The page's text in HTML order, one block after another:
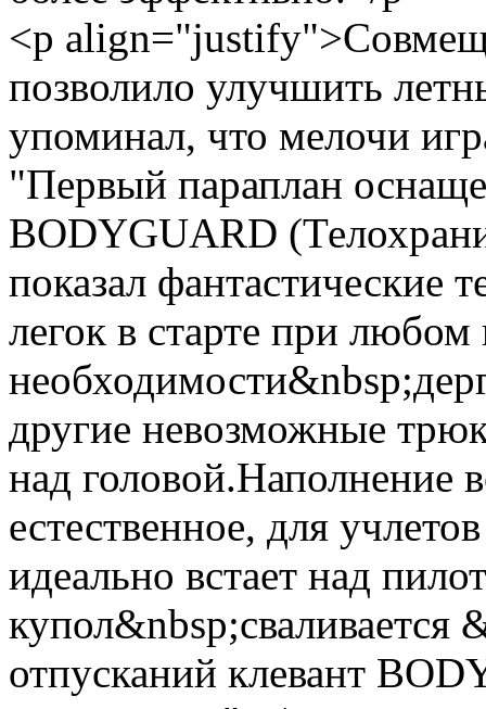
<p
позволило улучшить
упоминал, что мелочи
"Первый параплан
BODYGUARD
показал фантастические
легок в старте при любом
другие невозможные
над головой.Наполнение
естественное, для
идеально встает над
купол&nbsp;сваливается
отпусканий клевант